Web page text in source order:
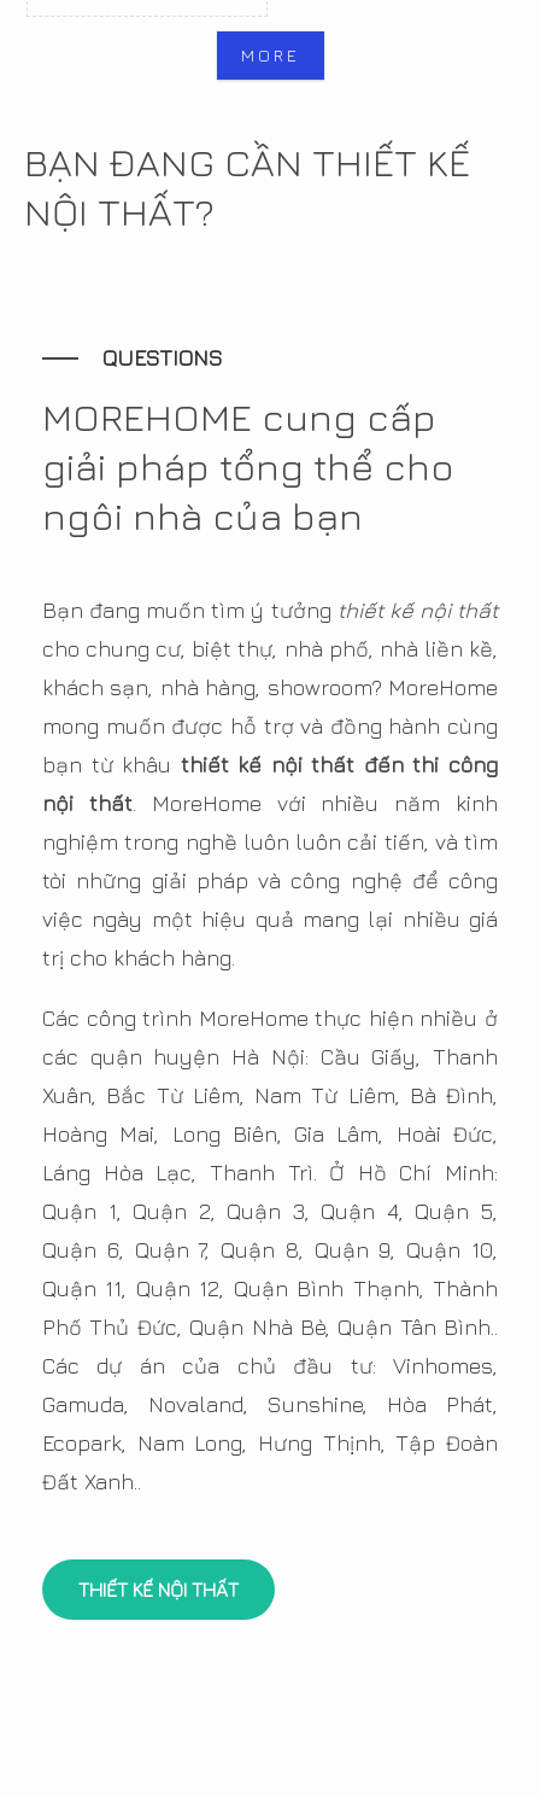
MORE
BẠN ĐANG CẦN THIẾT KẾ
NỘI THẤT?
QUESTIONS
MOREHOME cung cấp
giải pháp tổng thể cho
ngôi nhà của bạn
Bạn đang muốn tìm ý tưởng thiết kế nội thất
cho chung cư, biệt thự, nhà phố, nhà liền kề,
khách sạn, nhà hàng, showroom? MoreHome
mong muốn được hỗ trợ và đồng hành cùng
bạn từ khâu thiết kế nội thất đến thi công
nội thất. MoreHome với nhiều năm kinh
nghiệm trong nghề luôn luôn cải tiến, và tìm
tòi những giải pháp và công nghệ để công
việc ngày một hiệu quả mang lại nhiều giá
trị cho khách hàng.
Các công trình MoreHome thực hiện nhiều ở
các quận huyện Hà Nội: Cầu Giấy, Thanh
Xuân, Bắc Từ Liêm, Nam Từ Liêm, Bà Đình,
Hoàng Mai, Long Biên, Gia Lâm, Hoài Đức,
Láng Hòa Lạc, Thanh Trì. Ở Hồ Chí Minh:
Quận 1, Quận 2, Quận 3, Quận 4, Quận 5,
Quận 6, Quận 7, Quận 8, Quận 9, Quận 10,
Quận 11, Quận 12, Quận Bình Thạnh, Thành
Phố Thủ Đức, Quận Nhà Bè, Quận Tân Bình..
Các dự án của chủ đầu tư: Vinhomes,
Gamuda, Novaland, Sunshine, Hòa Phát,
Ecopark, Nam Long, Hưng Thịnh, Tập Đoàn
Đất Xanh..
THIẾT KẾ NỘI THẤT